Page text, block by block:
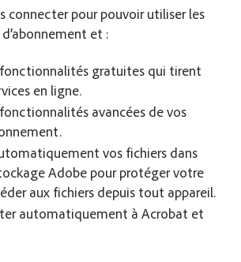
connecter pour pouvoir utiliser les
et :
gratuites qui tirent
en ligne.
avancées de vos
vos fichiers dans
Adobe pour protéger votre
aux fichiers depuis tout appareil.
automatiquement à Acrobat et